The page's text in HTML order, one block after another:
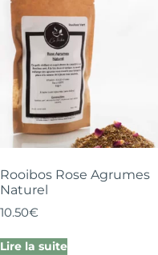
Rooibos Rose Agrumes
Naturel
10.50€
Lire la suite